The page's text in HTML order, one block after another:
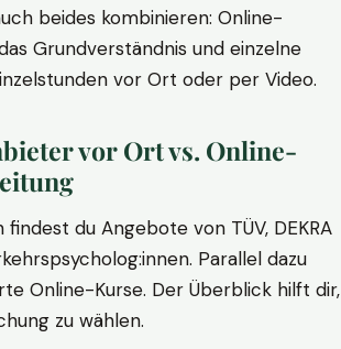
beides kombinieren: Online-
Grundverständnis und einzelne
vor Ort oder per Video.
vor Ort vs. Online-
findest du Angebote von TÜV, DEKRA
Parallel dazu
Online-Kurse. Der Überblick hilft dir,
zu wählen.